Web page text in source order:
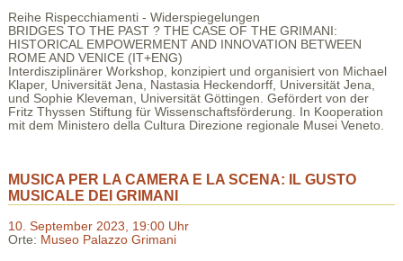
Reihe Rispecchiamenti - Widerspiegelungen
BRIDGES TO THE PAST ? THE CASE OF THE GRIMANI:
HISTORICAL EMPOWERMENT AND INNOVATION BETWEEN
ROME AND VENICE (IT+ENG)
Interdisziplinärer Workshop, konzipiert und organisiert von Michael
Klaper, Universität Jena, Nastasia Heckendorff, Universität Jena,
und Sophie Kleveman, Universität Göttingen. Gefördert von der
Fritz Thyssen Stiftung für Wissenschaftsförderung. In Kooperation
mit dem Ministero della Cultura Direzione regionale Musei Veneto.
MUSICA PER LA CAMERA E LA SCENA: IL GUSTO
MUSICALE DEI GRIMANI
10. September 2023, 19:00 Uhr
Orte: Museo Palazzo Grimani